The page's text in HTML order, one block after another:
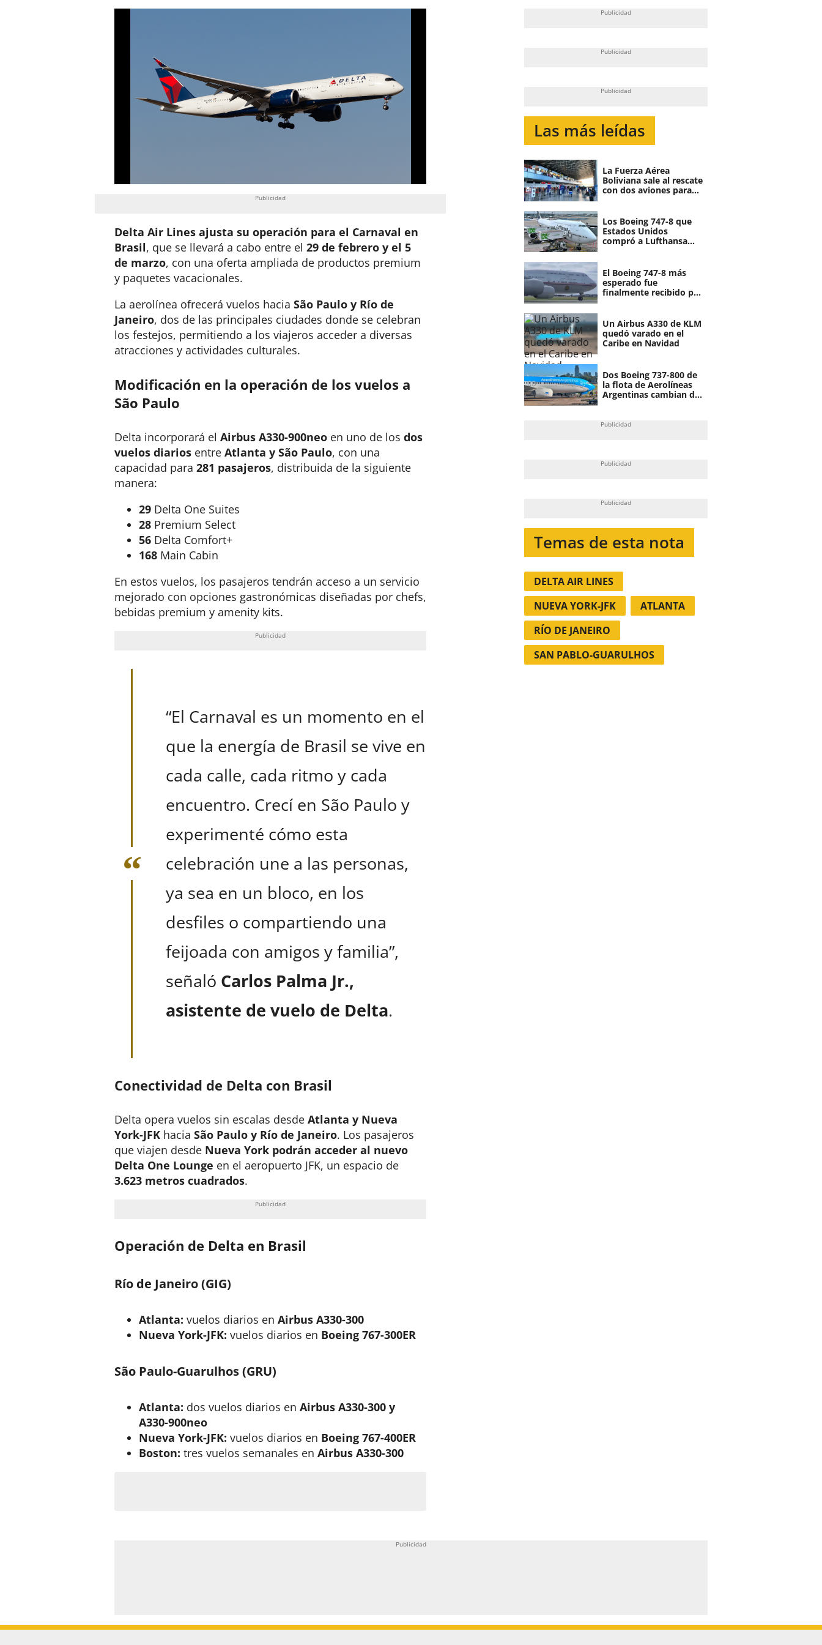
Delta Air Lines ajusta su operación para el Carnaval en
Brasil, que se llevará a cabo entre el 29 de febrero y el 5
de marzo, con una oferta ampliada de productos premium
y paquetes vacacionales.
La aerolínea ofrecerá vuelos hacia São Paulo y Río de
Janeiro, dos de las principales ciudades donde se celebran
los festejos, permitiendo a los viajeros acceder a diversas
atracciones y actividades culturales.
Modificación en la operación de los vuelos a
São Paulo
Delta incorporará el Airbus A330-900neo en uno de los dos
vuelos diarios entre Atlanta y São Paulo, con una
capacidad para 281 pasajeros, distribuida de la siguiente
manera:
29 Delta One Suites
28 Premium Select
56 Delta Comfort+
168 Main Cabin
En estos vuelos, los pasajeros tendrán acceso a un servicio
mejorado con opciones gastronómicas diseñadas por chefs,
bebidas premium y amenity kits.
“El Carnaval es un momento en el
que la energía de Brasil se vive en
cada calle, cada ritmo y cada
encuentro. Crecí en São Paulo y
experimenté cómo esta
celebración une a las personas,
ya sea en un bloco, en los
desfiles o compartiendo una
feijoada con amigos y familia”,
señaló Carlos Palma Jr.,
asistente de vuelo de Delta.
Conectividad de Delta con Brasil
Delta opera vuelos sin escalas desde Atlanta y Nueva
York-JFK hacia São Paulo y Río de Janeiro. Los pasajeros
que viajen desde Nueva York podrán acceder al nuevo
Delta One Lounge en el aeropuerto JFK, un espacio de
3.623 metros cuadrados.
Operación de Delta en Brasil
Río de Janeiro (GIG)
Atlanta: vuelos diarios en Airbus A330-300
Nueva York-JFK: vuelos diarios en Boeing 767-300ER
São Paulo-Guarulhos (GRU)
Atlanta: dos vuelos diarios en Airbus A330-300 y
A330-900neo
Nueva York-JFK: vuelos diarios en Boeing 767-400ER
Boston: tres vuelos semanales en Airbus A330-300
Las más leídas
La Fuerza Aérea
Boliviana sale al rescate
con dos aviones para
Los Boeing 747-8 que
Estados Unidos
compró a Lufthansa
El Boeing 747-8 más
esperado fue
finalmente recibido por
Un Airbus A330 de KLM
quedó varado en el
Caribe en Navidad
Dos Boeing 737-800 de
la flota de Aerolíneas
Argentinas cambian de
Temas de esta nota
DELTA AIR LINES
NUEVA YORK-JFK
ATLANTA
RÍO DE JANEIRO
SAN PABLO-GUARULHOS